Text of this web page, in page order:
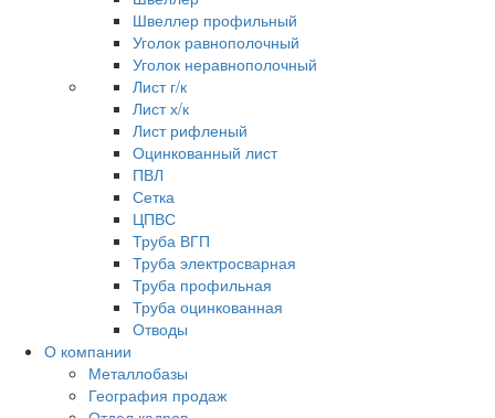
Швеллер профильный
Уголок равнополочный
Уголок неравнополочный
Лист г/к
Лист х/к
Лист рифленый
Оцинкованный лист
ПВЛ
Сетка
ЦПВС
Труба ВГП
Труба электросварная
Труба профильная
Труба оцинкованная
Отводы
О компании
Металлобазы
География продаж